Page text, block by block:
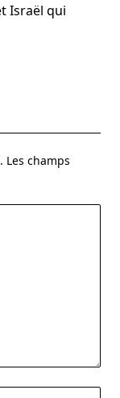
Israël qui
Les champs